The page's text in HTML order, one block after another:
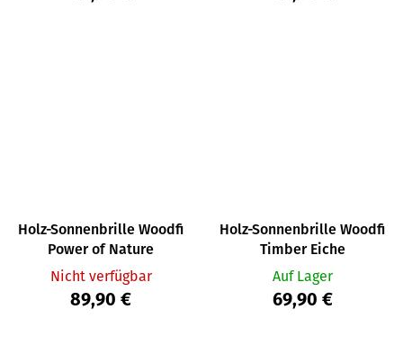
Holz-Sonnenbrille Woodfi
Power of Nature
Nicht verfügbar
89,90 €
Holz-Sonnenbrille Woodfi
Timber Eiche
Auf Lager
69,90 €